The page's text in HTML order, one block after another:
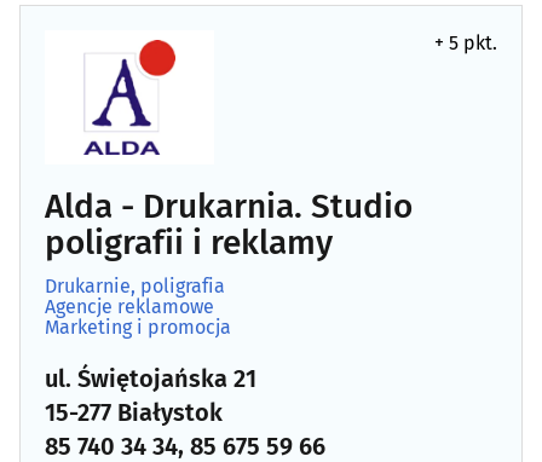
+ 5 pkt.
Alda - Drukarnia. Studio
poligrafii i reklamy
Drukarnie, poligrafia
Agencje reklamowe
Marketing i promocja
ul. Świętojańska 21
15-277 Białystok
85 740 34 34, 85 675 59 66